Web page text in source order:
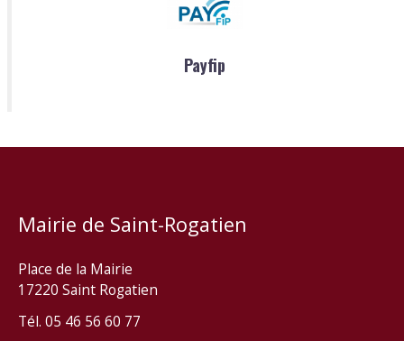
Payfip
Mairie de Saint-Rogatien
Place de la Mairie
17220 Saint Rogatien
Tél. 05 46 56 60 77